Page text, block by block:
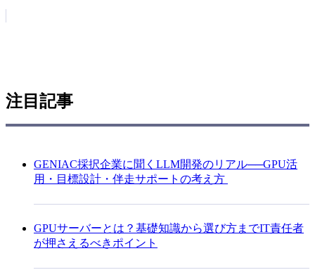
注目記事
GENIAC採択企業に聞くLLM開発のリアル──GPU活
用・目標設計・伴走サポートの考え方
GPUサーバーとは？基礎知識から選び方までIT責任者
が押さえるべきポイント